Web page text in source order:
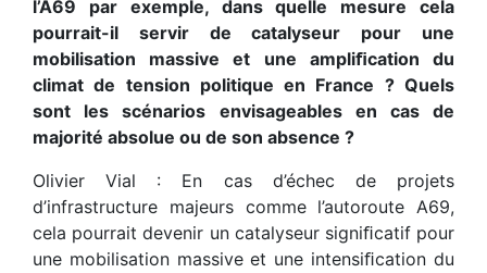
l’A69 par exemple, dans quelle mesure cela
pourrait-il servir de catalyseur pour une
mobilisation massive et une ampliﬁcation du
climat de tension politique en France ? Quels
sont les scénarios envisageables en cas de
majorité absolue ou de son absence ?
Olivier Vial : En cas d’échec de projets
d’infrastructure majeurs comme l’autoroute A69,
cela pourrait devenir un catalyseur signiﬁcatif pour
une mobilisation massive et une intensiﬁcation du